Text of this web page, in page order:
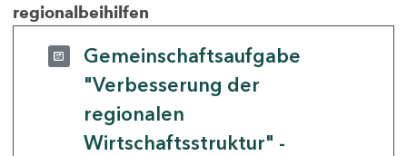
regionalbeihilfen
Gemeinschaftsaufgabe
"Verbesserung der
regionalen
Wirtschaftsstruktur" -